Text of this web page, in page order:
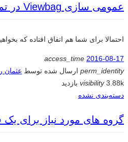
عمومی سازی Viewbag در تمامی View ها
احتمالا برای شما هم اتفاق افتاده که
access_time 2016-08-17
perm_identity ارسال شده توسط عثمان
visibility3.88k بازدید
دسته‌بندی نشده
گروه های مورد نیاز برای یک